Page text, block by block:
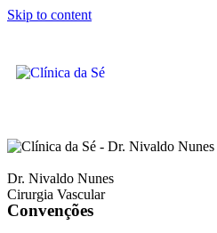
Skip to content
Dr. Nivaldo Nunes
Cirurgia Vascular
Convenções